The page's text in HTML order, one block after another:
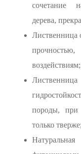
сочетание
дерева,
Лиственница
воздействиям;
породы, при
только тверже;